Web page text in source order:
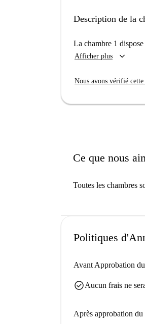
touristique, cet
restaurants comme
Description de la
La chambre 1
Afficher plus keyboard_arrow_down
Nous avons vérifié
Ce que nous
Toutes les chambres
Politiques
Avant Approbation
check_circleAucun frais ne
Après approbation du